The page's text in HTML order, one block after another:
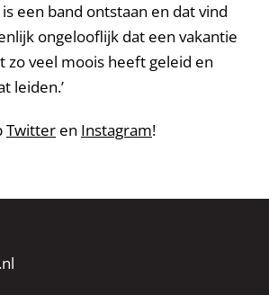
een band ontstaan en dat vind
ongelooflijk dat een vakantie
zo veel moois heeft geleid en
leiden.’
Twitter en Instagram!